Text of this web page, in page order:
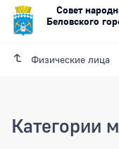
Совет
Беловского
Физические лица
Категории